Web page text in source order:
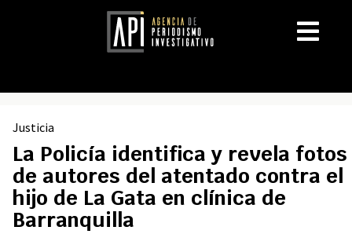
Justicia
La Policía identifica y revela fotos
de autores del atentado contra el
hijo de La Gata en clínica de
Barranquilla